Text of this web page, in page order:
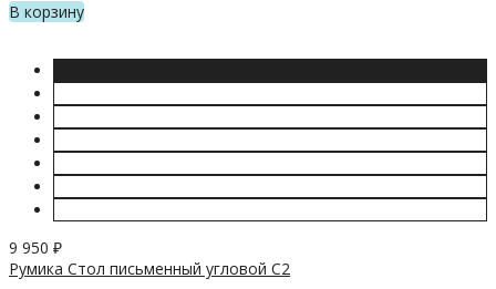
В корзину
9 950 ₽
Румика Стол письменный угловой С2